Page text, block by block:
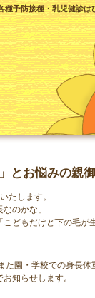
予防接種・乳児健診は
とお悩みの親
たします。
のかな」
どもだけど下の毛
園・学校での身長体
知らせします。